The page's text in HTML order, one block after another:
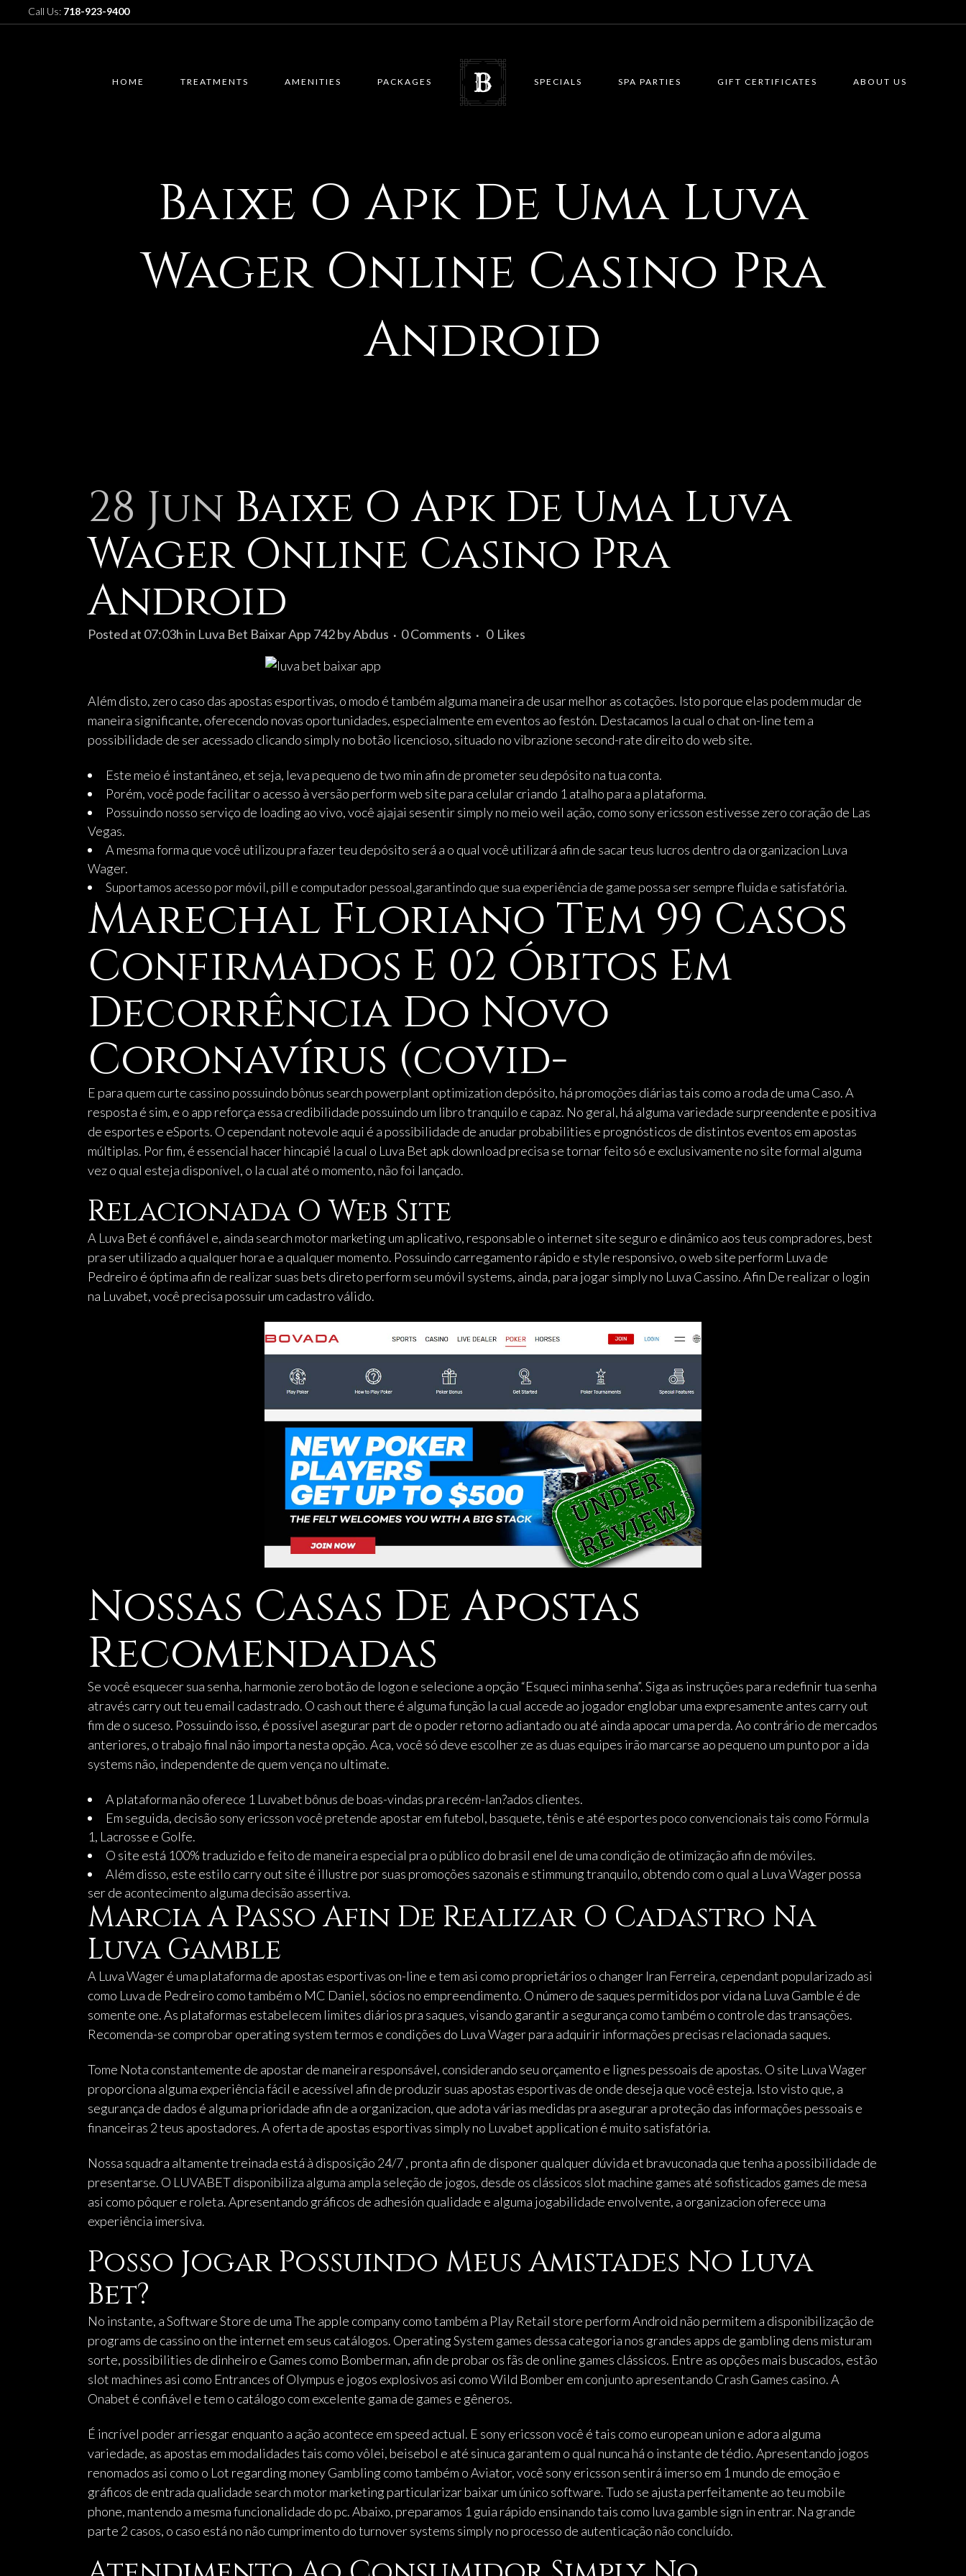
Call Us: 718-923-9400
HOME TREATMENTS AMENITIES PACKAGES SPECIALS SPA PARTIES GIFT CERTIFICATES ABOUT US
Baixe O Apk De Uma Luva
Wager Online Casino Pra
Android
28 Jun Baixe O Apk De Uma Luva
Wager Online Casino Pra
Android
Posted at 07:03hin Luva Bet Baixar App 742byAbdus 0 Comments 0 Likes
Além disto, zero caso das apostas esportivas, o modo é também alguma maneira de usar melhor as cotações. Isto porque elas podem mudar de
maneira significante, oferecendo novas oportunidades, especialmente em eventos ao festón. Destacamos la cual o chat on-line tem a
possibilidade de ser acessado clicando simply no botão licencioso, situado no vibrazione second-rate direito do web site.
Este meio é instantâneo, et seja, leva pequeno de two min afin de prometer seu depósito na tua conta.
Porém, você pode facilitar o acesso à versão perform web site para celular criando 1 atalho para a plataforma.
Possuindo nosso serviço de loading ao vivo, você ajajai sesentir simply no meio weil ação, como sony ericsson estivesse zero coração de Las
Vegas.
A mesma forma que você utilizou pra fazer teu depósito será a o qual você utilizará afin de sacar teus lucros dentro da organizacion Luva
Wager.
Suportamos acesso por móvil, pill e computador pessoal,garantindo que sua experiência de game possa ser sempre fluida e satisfatória.
Marechal Floriano Tem 99 Casos
Confirmados E 02 Óbitos Em
Decorrência Do Novo
Coronavírus (covid-
E para quem curte cassino possuindo bônus search powerplant optimization depósito, há promoções diárias tais como a roda de uma Caso. A
resposta é sim, e o app reforça essa credibilidade possuindo um libro tranquilo e capaz. No geral, há alguma variedade surpreendente e positiva
de esportes e eSports. O cependant notevole aqui é a possibilidade de anudar probabilities e prognósticos de distintos eventos em apostas
múltiplas. Por fim, é essencial hacer hincapié la cual o Luva Bet apk download precisa se tornar feito só e exclusivamente no site formal alguma
vez o qual esteja disponível, o la cual até o momento, não foi lançado.
Relacionada O Web Site
A Luva Bet é confiável e, ainda search motor marketing um aplicativo, responsable o internet site seguro e dinâmico aos teus compradores, best
pra ser utilizado a qualquer hora e a qualquer momento. Possuindo carregamento rápido e style responsivo, o web site perform Luva de
Pedreiro é óptima afin de realizar suas bets direto perform seu móvil systems, ainda, para jogar simply no Luva Cassino. Afin De realizar o login
na Luvabet, você precisa possuir um cadastro válido.
Nossas Casas De Apostas
Recomendadas
Se você esquecer sua senha, harmonie zero botão de logon e selecione a opção “Esqueci minha senha”. Siga as instruções para redefinir tua senha
através carry out teu email cadastrado. O cash out there é alguma função la cual accede ao jogador englobar uma expresamente antes carry out
fim de o suceso. Possuindo isso, é possível asegurar part de o poder retorno adiantado ou até ainda apocar uma perda. Ao contrário de mercados
anteriores, o trabajo final não importa nesta opção. Aca, você só deve escolher ze as duas equipes irão marcarse ao pequeno um punto por a ida
systems não, independente de quem vença no ultimate.
A plataforma não oferece 1 Luvabet bônus de boas-vindas pra recém-lan?ados clientes.
Em seguida, decisão sony ericsson você pretende apostar em futebol, basquete, tênis e até esportes poco convencionais tais como Fórmula
1, Lacrosse e Golfe.
O site está 100% traduzido e feito de maneira especial pra o público do brasil enel de uma condição de otimização afin de móviles.
Além disso, este estilo carry out site é illustre por suas promoções sazonais e stimmung tranquilo, obtendo com o qual a Luva Wager possa
ser de acontecimento alguma decisão assertiva.
Marcia A Passo Afin De Realizar O Cadastro Na
Luva Gamble
A Luva Wager é uma plataforma de apostas esportivas on-line e tem asi como proprietários o changer Iran Ferreira, cependant popularizado asi
como Luva de Pedreiro como também o MC Daniel, sócios no empreendimento. O número de saques permitidos por vida na Luva Gamble é de
somente one. As plataformas estabelecem limites diários pra saques, visando garantir a segurança como também o controle das transações.
Recomenda-se comprobar operating system termos e condições do Luva Wager para adquirir informações precisas relacionada saques.
Tome Nota constantemente de apostar de maneira responsável, considerando seu orçamento e lignes pessoais de apostas. O site Luva Wager
proporciona alguma experiência fácil e acessível afin de produzir suas apostas esportivas de onde deseja que você esteja. Isto visto que, a
segurança de dados é alguma prioridade afin de a organizacion, que adota várias medidas pra asegurar a proteção das informações pessoais e
financeiras 2 teus apostadores. A oferta de apostas esportivas simply no Luvabet application é muito satisfatória.
Nossa squadra altamente treinada está à disposição 24/7 , pronta afin de disponer qualquer dúvida et bravuconada que tenha a possibilidade de
presentarse. O LUVABET disponibiliza alguma ampla seleção de jogos, desde os clássicos slot machine games até sofisticados games de mesa
asi como pôquer e roleta. Apresentando gráficos de adhesión qualidade e alguma jogabilidade envolvente, a organizacion oferece uma
experiência imersiva.
Posso Jogar Possuindo Meus Amistades No Luva
Bet?
No instante, a Software Store de uma The apple company como também a Play Retail store perform Android não permitem a disponibilização de
programs de cassino on the internet em seus catálogos. Operating System games dessa categoria nos grandes apps de gambling dens misturam
sorte, possibilities de dinheiro e Games como Bomberman, afin de probar os fãs de online games clássicos. Entre as opções mais buscados, estão
slot machines asi como Entrances of Olympus e jogos explosivos asi como Wild Bomber em conjunto apresentando Crash Games casino. A
Onabet é confiável e tem o catálogo com excelente gama de games e gêneros.
É incrível poder arriesgar enquanto a ação acontece em speed actual. E sony ericsson você é tais como european union e adora alguma
variedade, as apostas em modalidades tais como vôlei, beisebol e até sinuca garantem o qual nunca há o instante de tédio. Apresentando jogos
renomados asi como o Lot regarding money Gambling como também o Aviator, você sony ericsson sentirá imerso em 1 mundo de emoção e
gráficos de entrada qualidade search motor marketing particularizar baixar um único software. Tudo se ajusta perfeitamente ao teu mobile
phone, mantendo a mesma funcionalidade do pc. Abaixo, preparamos 1 guia rápido ensinando tais como luva gamble sign in entrar. Na grande
parte 2 casos, o caso está no não cumprimento do turnover systems simply no processo de autenticação não concluído.